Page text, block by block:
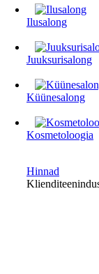
Ilusalong
Juuksurisalong
Küünesalong
Kosmetoloogia
Hinnad